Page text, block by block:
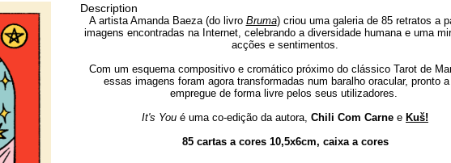
Description
A artista Amanda Baeza (do livro Bruma) criou uma galeria de 85 retratos a
imagens encontradas na Internet, celebrando a diversidade humana e uma
acções e sentimentos.
Com um esquema compositivo e cromático próximo do clássico Tarot de
essas imagens foram agora transformadas num baralho oracular, pronto
empregue de forma livre pelos seus utilizadores.
It's You é uma co-edição da autora, Chili Com Carne e Kuš!
85 cartas a cores 10,5x6cm, caixa a cores